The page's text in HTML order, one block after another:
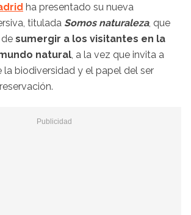
ha presentado su nueva
titulada Somos naturaleza, que
sumergir a los visitantes en la
natural, a la vez que invita a
la biodiversidad y el papel del ser